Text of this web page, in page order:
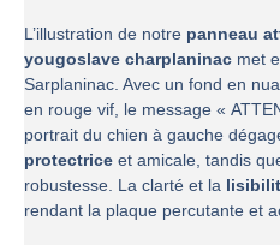
L’illustration de notre panneau
yougoslave charplaninac met
Sarplaninac. Avec un fond en
en rouge vif, le message «
portrait du chien à gauche
protectrice et amicale, tandis
robustesse. La clarté et la
rendant la plaque percutante et